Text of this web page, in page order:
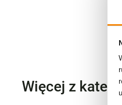
Więcej z